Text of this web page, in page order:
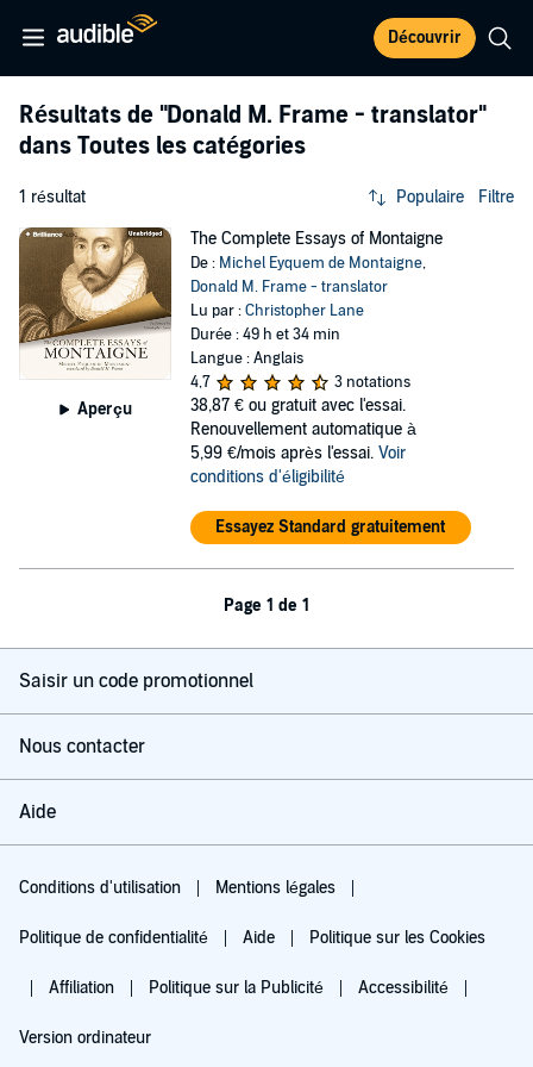
Découvrir
Résultats de "Donald M. Frame - translator"
dans Toutes les catégories
1 résultat Populaire Filtre
Aperçu
The Complete Essays of Montaigne
De : Michel Eyquem de Montaigne,
Donald M. Frame - translator
Lu par :Christopher Lane
Durée : 49 h et 34 min
Langue : Anglais
4,7
3 notations
38,87 € ou gratuit avec l'essai.
Renouvellement automatique à
5,99 €/mois après l'essai. Voir
conditions d'éligibilité
Essayez Standard gratuitement
Page 1 de 1
Saisir un code promotionnel
Nous contacter
Aide
Conditions d'utilisation Mentions légales
Politique de confidentialité Aide Politique sur les Cookies
Affiliation Politique sur la Publicité Accessibilité
Version ordinateur